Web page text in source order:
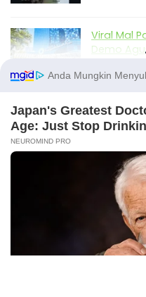
Viral Mal
Demo
Patroli
Viral
Berita Viral
Viral
Dugaan
Berita Viral